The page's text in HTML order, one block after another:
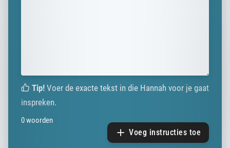
Tip! Voer de exacte tekst in die Hannah voor je gaat
inspreken.
0woorden
Voeg instructies toe